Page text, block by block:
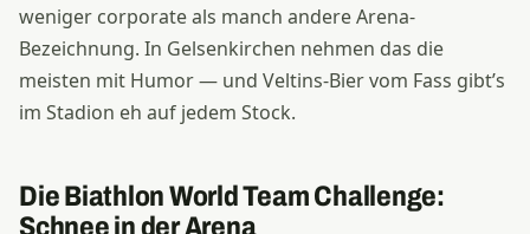
weniger corporate als manch andere Arena-
Bezeichnung. In Gelsenkirchen nehmen das die
meisten mit Humor — und Veltins-Bier vom Fass gibt’s
im Stadion eh auf jedem Stock.
Die Biathlon World Team Challenge:
Schnee in der Arena